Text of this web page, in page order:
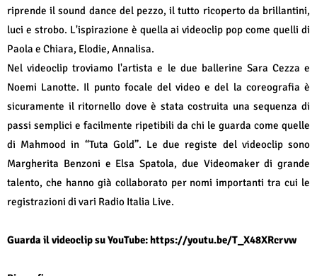
riprende il sound dance del pezzo, il tutto ricoperto da brillantini,
luci e strobo. L'ispirazione è quella ai videoclip pop come quelli di
Paola e Chiara, Elodie, Annalisa.
Nel videoclip troviamo l'artista e le due ballerine Sara Cezza e
Noemi Lanotte. Il punto focale del video e del la coreografia è
sicuramente il ritornello dove è stata costruita una sequenza di
passi semplici e facilmente ripetibili da chi le guarda come quelle
di Mahmood in “Tuta Gold”. Le due registe del videoclip sono
Margherita Benzoni e Elsa Spatola, due Videomaker di grande
talento, che hanno già collaborato per nomi importanti tra cui le
registrazioni di vari Radio Italia Live.
Guarda il videoclip su YouTube:https://youtu.be/T_X48XRcrvw